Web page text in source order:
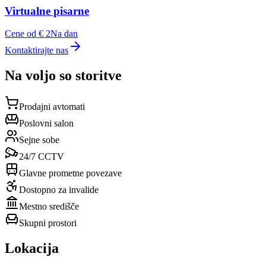
Virtualne pisarne
Cene od € 2Na dan
Kontaktirajte nas
Na voljo so storitve
Prodajni avtomati
Poslovni salon
Sejne sobe
24/7 CCTV
Glavne prometne povezave
Dostopno za invalide
Mestno središče
Skupni prostori
Lokacija